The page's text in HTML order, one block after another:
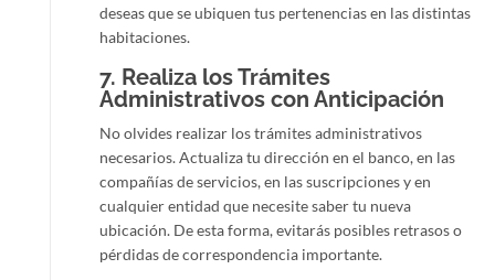
deseas que se ubiquen tus pertenencias en las distintas
habitaciones.
7. Realiza los Trámites
Administrativos con Anticipación
No olvides realizar los trámites administrativos
necesarios. Actualiza tu dirección en el banco, en las
compañías de servicios, en las suscripciones y en
cualquier entidad que necesite saber tu nueva
ubicación. De esta forma, evitarás posibles retrasos o
pérdidas de correspondencia importante.